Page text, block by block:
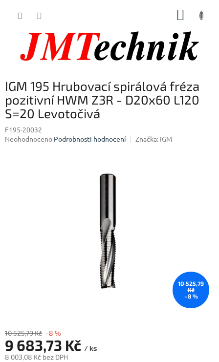
IGM 195 Hrubovací spirálová fréza
pozitivní HWM Z3R - D20x60 L120
S=20 Levotočivá
F195-20032
Průměrné
Neohodnoceno Podrobnosti hodnocení Značka: IGM
10 525,79
Kč
–8 %
10 525,79 Kč –8 %
9 683,73 Kč / ks
8 003,08 Kč bez DPH